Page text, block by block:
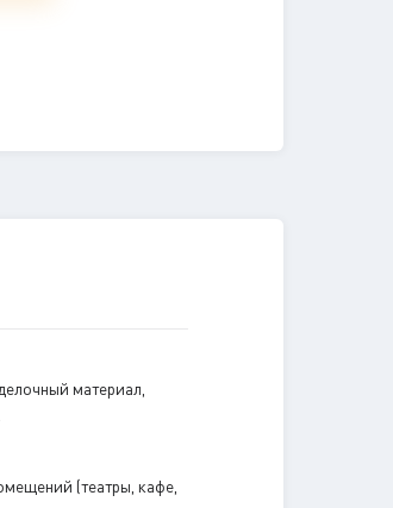
материал,
(театры, кафе,